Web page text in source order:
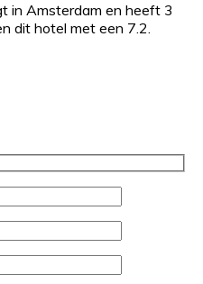
in Amsterdam en heeft 3
dit hotel met een 7.2.